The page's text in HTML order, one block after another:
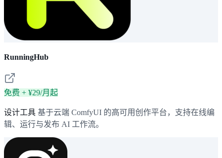
RunningHub
免费 + ¥29/月起
设计工具 基于云端 ComfyUI 的高可用创作平台，支持在线编
辑、运行与发布 AI 工作流。